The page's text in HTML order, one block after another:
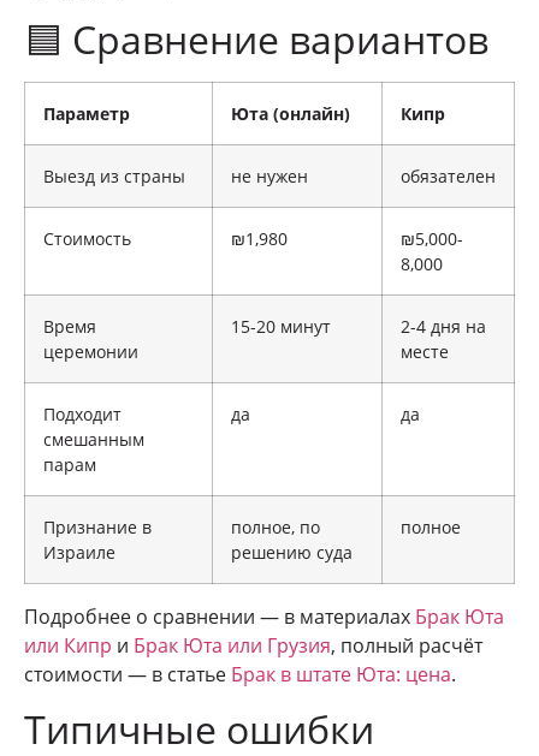
🟦 Сравнение вариантов
Параметр Юта (онлайн) Кипр
Выезд из страны не нужен обязателен
Стоимость ₪1,980
₪5,000-
8,000
Время
церемонии
15-20 минут
2-4 дня на
месте
Подходит
смешанным
парам
да да
Признание в
Израиле
полное, по
решению суда
полное
Подробнее о сравнении — в материалах Брак Юта
или Кипр и Брак Юта или Грузия, полный расчёт
стоимости — в статье Брак в штате Юта: цена.
Типичные ошибки